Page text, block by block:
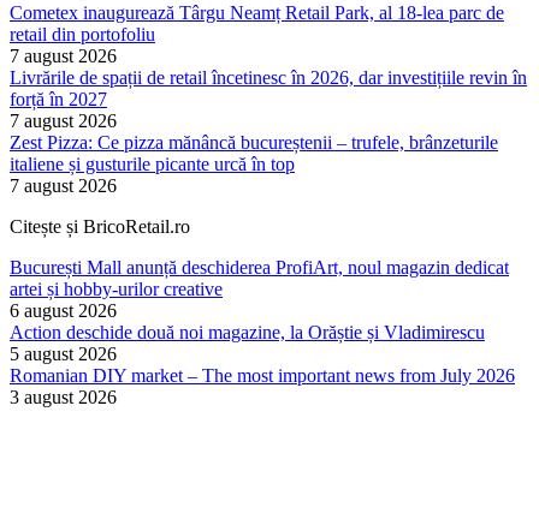
Cometex inaugurează Târgu Neamț Retail Park, al 18-lea parc de
retail din portofoliu
7 august 2026
Livrările de spații de retail încetinesc în 2026, dar investițiile revin în
forță în 2027
7 august 2026
Zest Pizza: Ce pizza mănâncă bucureștenii – trufele, brânzeturile
italiene și gusturile picante urcă în top
7 august 2026
Citește și BricoRetail.ro
București Mall anunță deschiderea ProfiArt, noul magazin dedicat
artei și hobby-urilor creative
6 august 2026
Action deschide două noi magazine, la Orăștie și Vladimirescu
5 august 2026
Romanian DIY market – The most important news from July 2026
3 august 2026